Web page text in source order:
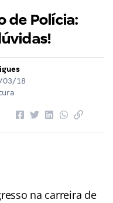
de Polícia:
03/18
na carreira de